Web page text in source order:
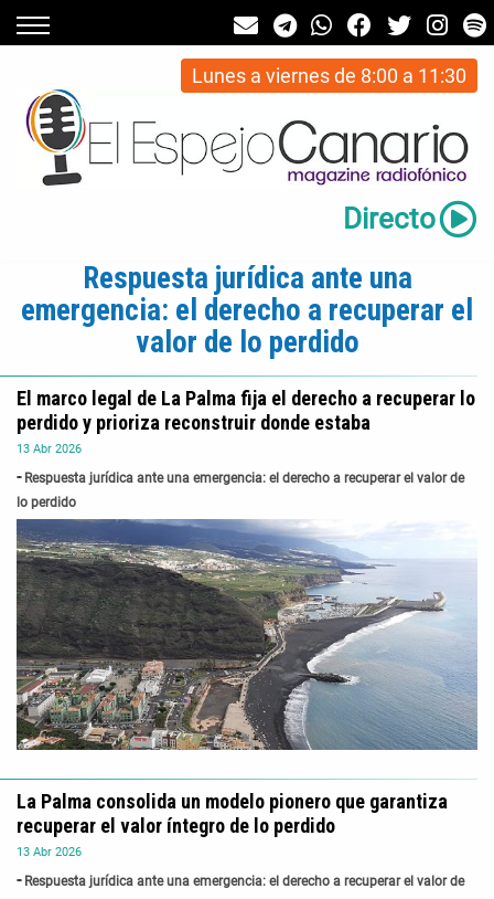
Lunes a viernes de 8:00 a 11:30
Directo
Respuesta jurídica ante una
emergencia: el derecho a recuperar el
valor de lo perdido
13 Abr 2026
Respuesta jurídica ante una emergencia: el derecho a recuperar el valor de
lo perdido
El marco legal de La Palma fija el derecho a recuperar lo
perdido y prioriza reconstruir donde estaba
13 Abr 2026
Respuesta jurídica ante una emergencia: el derecho a recuperar el valor de
La Palma consolida un modelo pionero que garantiza
recuperar el valor íntegro de lo perdido